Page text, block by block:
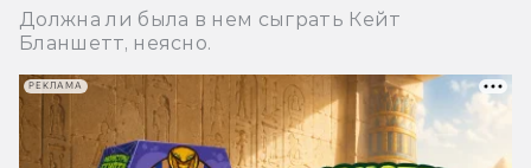
Должна ли была в нем сыграть Кейт
Бланшетт, неясно.
РЕКЛАМА